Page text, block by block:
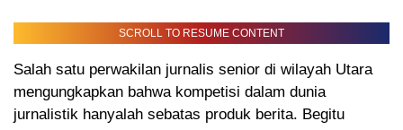
SCROLL TO RESUME CONTENT
Salah satu perwakilan jurnalis senior di wilayah Utara
mengungkapkan bahwa kompetisi dalam dunia
jurnalistik hanyalah sebatas produk berita. Begitu